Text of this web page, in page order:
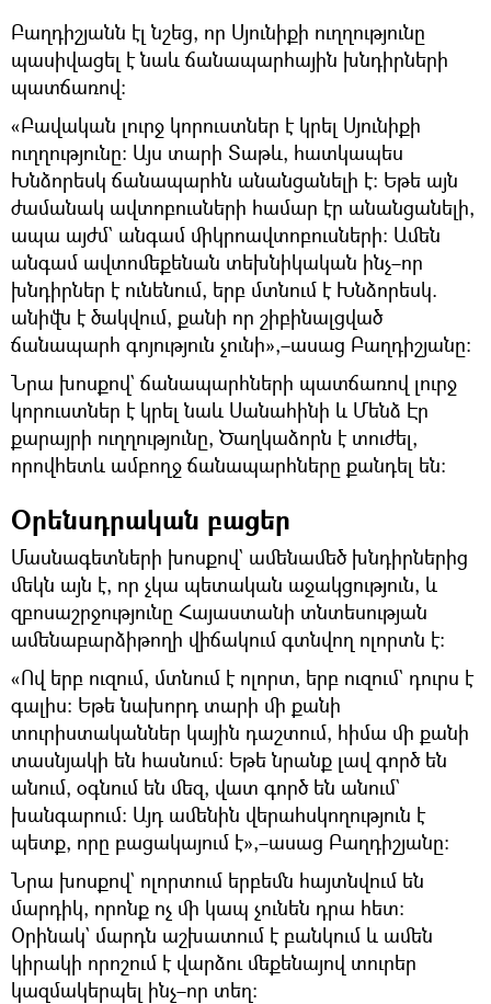
Բաղդիշյանն էլ նշեց, որ Սյունիքի ուղղությունը
պասիվացել է նաև ճանապարհային խնդիրների
պատճառով։
«Բավական լուրջ կորուստներ է կրել Սյունիքի
ուղղությունը։ Այս տարի Տաթև, հատկապես
Խնձորեսկ ճանապարհն անանցանելի է։ Եթե այն
ժամանակ ավտոբուսների համար էր անանցանելի,
ապա այժմ` անգամ միկրոավտոբուսների։ Ամեն
անգամ ավտոմեքենան տեխնիկական ինչ–որ
խնդիրներ է ունենում, երբ մտնում է Խնձորեսկ.
անիվն է ծակվում, քանի որ շիբինալցված
ճանապարհ գոյություն չունի»,–ասաց Բաղդիշյանը։
Նրա խոսքով` ճանապարհների պատճառով լուրջ
կորուստներ է կրել նաև Սանահինի և Մենձ Էր
քարայրի ուղղությունը, Ծաղկաձորն է տուժել,
որովհետև ամբողջ ճանապարհները քանդել են։
Օրենսդրական բացեր
Մասնագետների խոսքով` ամենամեծ խնդիրներից
մեկն այն է, որ չկա պետական աջակցություն, և
զբոսաշրջությունը Հայաստանի տնտեսության
ամենաբարձիթողի վիճակում գտնվող ոլորտն է։
«Ով երբ ուզում, մտնում է ոլորտ, երբ ուզում` դուրս է
գալիս։ Եթե նախորդ տարի մի քանի
տուրիստականներ կային դաշտում, հիմա մի քանի
տասնյակի են հասնում։ Եթե նրանք լավ գործ են
անում, օգնում են մեզ, վատ գործ են անում`
խանգարում: Այդ ամենին վերահսկողություն է
պետք, որը բացակայում է»,–ասաց Բաղդիշյանը։
Նրա խոսքով` ոլորտում երբեմն հայտնվում են
մարդիկ, որոնք ոչ մի կապ չունեն դրա հետ։
Օրինակ` մարդն աշխատում է բանկում և ամեն
կիրակի որոշում է վարձու մեքենայով տուրեր
կազմակերպել ինչ–որ տեղ։